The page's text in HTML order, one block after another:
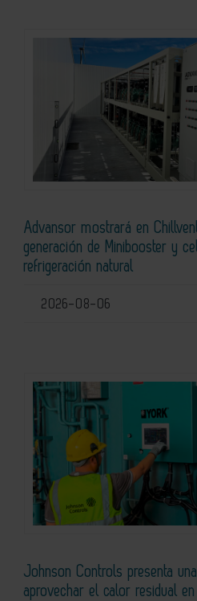
Advansor mostrará en
generación de Minibooster y
refrigeración natural
2026-08-06
Johnson Controls presenta
aprovechar el calor residual